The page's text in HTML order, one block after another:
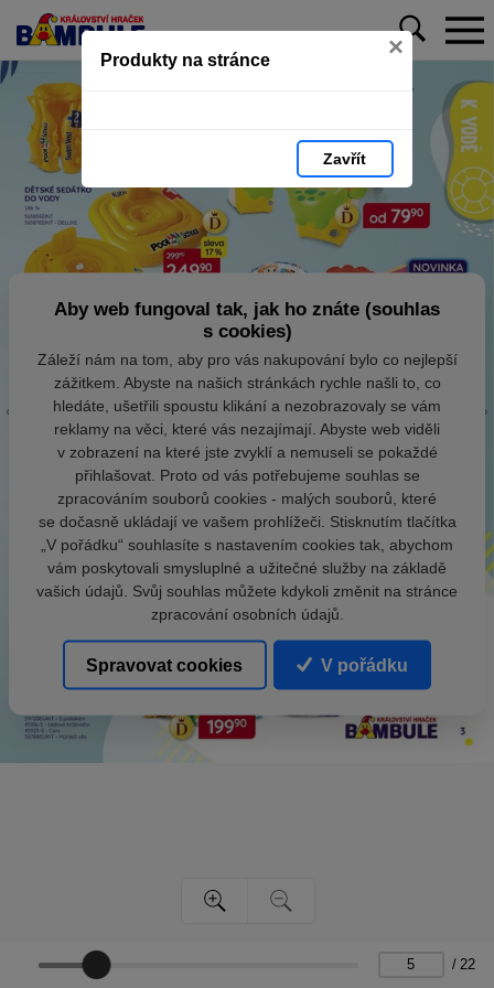
Produkty na stránce ×
Zavřít
/ 22
Aby web fungoval tak, jak ho znáte (souhlas
s cookies)
Záleží nám na tom, aby pro vás nakupování bylo co nejlepší
zážitkem. Abyste na našich stránkách rychle našli to, co
hledáte, ušetřili spoustu klikání a nezobrazovaly se vám
reklamy na věci, které vás nezajímají. Abyste web viděli
v zobrazení na které jste zvyklí a nemuseli se pokaždé
přihlašovat. Proto od vás potřebujeme souhlas se
zpracováním souborů cookies - malých souborů, které
se dočasně ukládají ve vašem prohlížeči. Stisknutím tlačítka
„V pořádku“ souhlasíte s nastavením cookies tak, abychom
vám poskytovali smysluplné a užitečné služby na základě
vašich údajů. Svůj souhlas můžete kdykoli změnit na stránce
zpracování osobních údajů.
Spravovat cookies V pořádku